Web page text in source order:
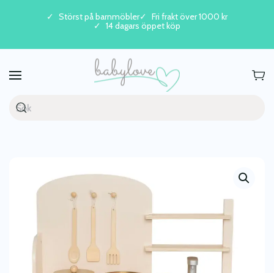
Skip to main content
Störst på barnmöbler
Fri frakt över 1000 kr
14 dagars öppet köp